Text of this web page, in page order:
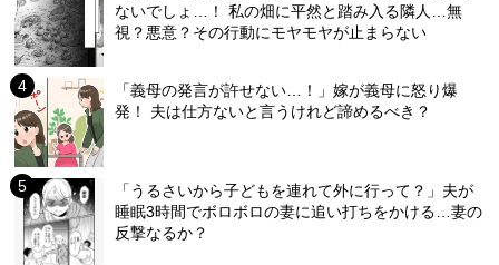
ないでしょ…！ 私の畑に平然と踏み入る隣人…無
視？悪意？その行動にモヤモヤが止まらない
「義母の発言が許せない…！」嫁が義母に怒り爆
発！ 夫は仕方ないと言うけれど諦めるべき？
「うるさいから子どもを連れて外に行って？」夫が
睡眠3時間でボロボロの妻に追い打ちをかける…妻の
反撃なるか？